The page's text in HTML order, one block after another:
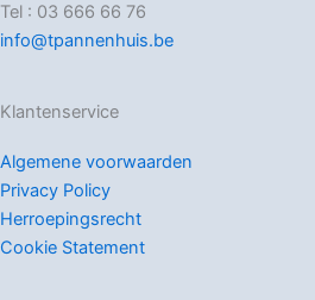
Tel : 03 666 66 76
info@tpannenhuis.be
Klantenservice
Algemene voorwaarden
Privacy Policy
Herroepingsrecht
Cookie Statement